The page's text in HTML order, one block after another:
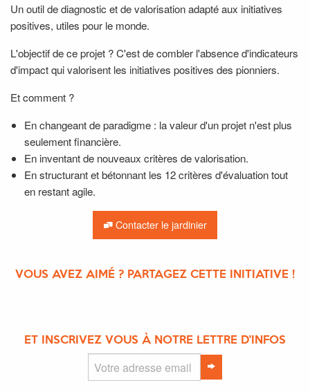
Un outil de diagnostic et de valorisation adapté aux initiatives
positives, utiles pour le monde.
L'objectif de ce projet ? C'est de combler l'absence d'indicateurs
d'impact qui valorisent les initiatives positives des pionniers.
Et comment ?
En changeant de paradigme : la valeur d'un projet n'est plus
seulement financière.
En inventant de nouveaux critères de valorisation.
En structurant et bétonnant les 12 critères d'évaluation tout
en restant agile.
Contacter le jardinier
VOUS AVEZ AIMÉ ? PARTAGEZ CETTE INITIATIVE !
ET INSCRIVEZ VOUS À NOTRE LETTRE D'INFOS